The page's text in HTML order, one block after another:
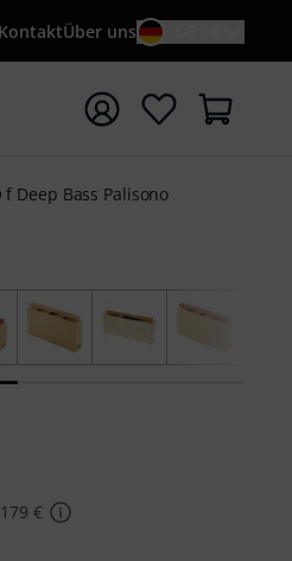
KontaktÜber uns
starten
f Deep Bass Palisono
€